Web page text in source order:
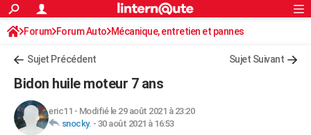
ACTUALITÉS
Politique
Société
Faits Divers
Education
Monde
Villes
+
FINANCE
Retraite
Impôts
Epargne
Immobilier
Risques naturels par ville
Banque
Assurance
Crédit
AUTO
Rechercher
S'inscrire
Connexion
Forum Forum Auto Mécanique, entretien et pannes
Sujet Précédent Sujet Suivant
Bidon huile moteur 7 ans
eric11 - Modifié le 29 août 2021 à 23:20
snocky. - 30 août 2021 à 16:53